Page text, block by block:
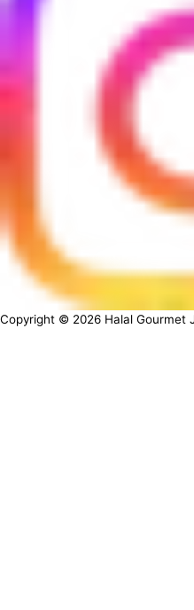
Copyright © 2026 Halal Gourmet